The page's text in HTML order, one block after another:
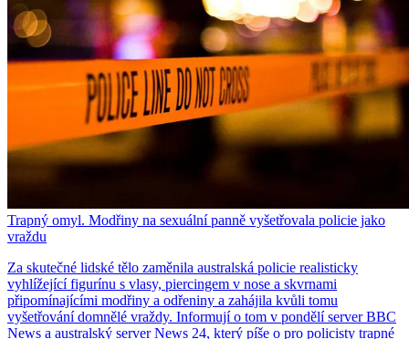
Trapný omyl. Modřiny na sexuální panně vyšetřovala policie jako
vraždu
Za skutečné lidské tělo zaměnila australská policie realisticky
vyhlížející figurínu s vlasy, piercingem v nose a skvrnami
připomínajícími modřiny a odřeniny a zahájila kvůli tomu
vyšetřování domnělé vraždy. Informují o tom v pondělí server BBC
News a australský server News 24, který píše o pro policisty trapné